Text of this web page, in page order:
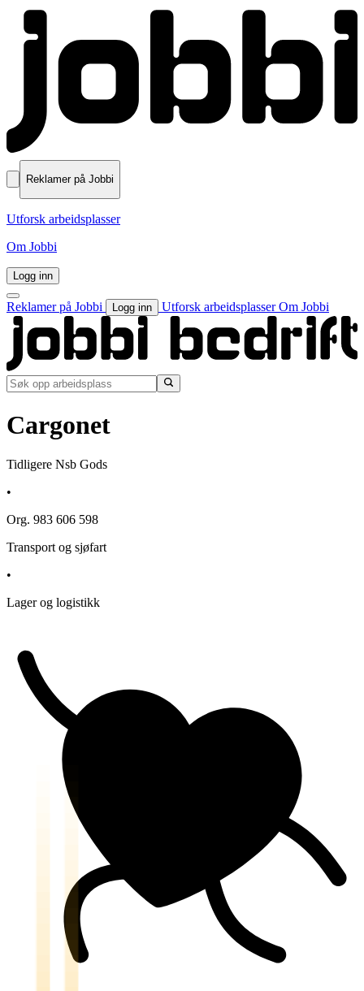
Reklamer på Jobbi
Utforsk arbeidsplasser
Om Jobbi
Logg inn
Reklamer på Jobbi Logg inn Utforsk arbeidsplasserOm Jobbi
Cargonet
Tidligere Nsb Gods
•
Org. 983 606 598
Transport og sjøfart
•
Lager og logistikk